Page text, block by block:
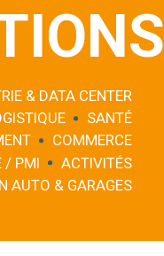
& DATA CENTER
SANTÉ
COMMERCE
/ PMI
ACTIVITÉS
AUTO & GARAGES